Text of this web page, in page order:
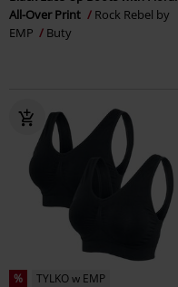
All-Over Print
Rock Rebel by
EMP
Buty
% TYLKO w EMP